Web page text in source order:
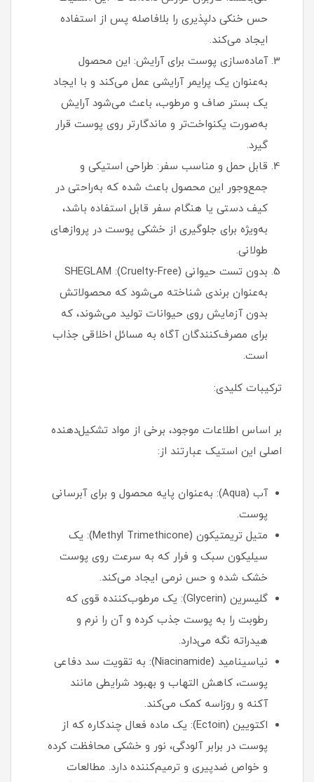
حس خنکی دلپذیری را بلافاصله پس از استفاده
ایجاد می‌کند.
آماده‌سازی پوست برای آرایش: این محصول
به‌عنوان یک پرایمر آرایشی عمل می‌کند و با ایجاد
یک بستر صاف و مرطوب، باعث می‌شود آرایش
به‌صورت یکنواخت‌تر و ماندگارتر روی پوست قرار
گیرد.
قابل حمل و مناسب سفر: طراحی استیکی و
جمع‌وجور این محصول باعث شده که به‌راحتی در
کیف دستی یا هنگام سفر قابل استفاده باشد،
به‌ویژه برای جلوگیری از خشکی پوست در پروازهای
طولانی.
بدون تست حیوانی (Cruelty-Free): SHEGLAM
به‌عنوان برندی شناخته می‌شود که محصولاتش
بدون آزمایش روی حیوانات تولید می‌شوند، که
برای مصرف‌کنندگان آگاه به مسائل اخلاقی جذاب
است.
ترکیبات کلیدی:
بر اساس اطلاعات موجود، برخی از مواد تشکیل‌دهنده
اصلی این استیک عبارتند از:
آب (Aqua): به‌عنوان پایه محصول و برای آبرسانی
پوست.
متیل تریمتیکون (Methyl Trimethicone): یک
سیلیکون سبک و فرار که به سرعت روی پوست
خشک شده و حس نرمی ایجاد می‌کند.
گلیسرین (Glycerin): یک مرطوب‌کننده قوی که
رطوبت را به پوست جذب کرده و آن را نرم و
هیدراته نگه می‌دارد.
نیاسینامید (Niacinamide): به تقویت سد دفاعی
پوست، کاهش التهاب و بهبود شرایطی مانند
آکنه و روزاسه کمک می‌کند.
اکتویین (Ectoin): یک ماده فعال چندکاره که از
پوست در برابر آلودگی، نور و خشکی محافظت کرده
و خواص ضدپیری و ترمیم‌کننده دارد. مطالعات